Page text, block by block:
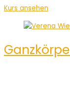
Kurs ansehen